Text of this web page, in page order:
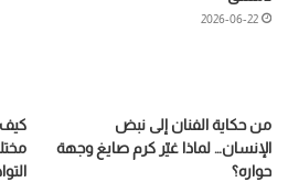
2026-06-22
من حكاية الفنان إلى نبض
الإنسان… لماذا غيّر كرم صايغ وجهة
حواره؟